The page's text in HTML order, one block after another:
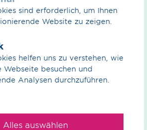
und Moderatorin
Deutschland –
Energie­
für einen erfolg­
sind erforderlich, um Ihnen
Website zu zeigen.
helfen uns zu verstehen, wie
Webseite besuchen und
Analysen durchzuführen.
Alles auswählen